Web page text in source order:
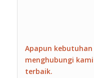
Apapun
menghubungi
terbaik.